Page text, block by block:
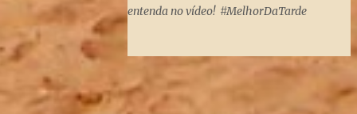
entenda no vídeo! #MelhorDaTarde